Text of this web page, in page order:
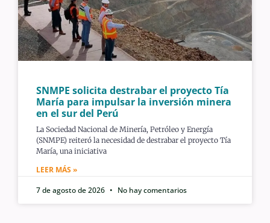
SNMPE solicita destrabar el proyecto Tía
María para impulsar la inversión minera
en el sur del Perú
La Sociedad Nacional de Minería, Petróleo y Energía
(SNMPE) reiteró la necesidad de destrabar el proyecto Tía
María, una iniciativa
LEER MÁS »
7 de agosto de 2026
No hay comentarios